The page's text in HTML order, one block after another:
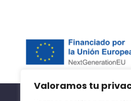
Valoramos tu